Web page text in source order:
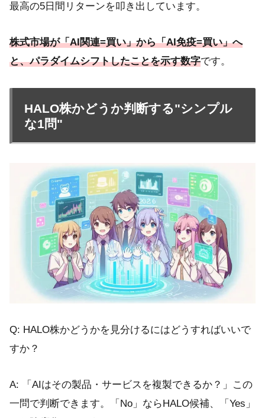
最高の5日間リターンを叩き出しています。
株式市場が「AI関連=買い」から「AI免疫=買い」へ
と、パラダイムシフトしたことを示す数字です。
HALO株かどうか判断する"シンプル
な1問"
Q: HALO株かどうかを見分けるにはどうすればいいで
すか？
A: 「AIはその製品・サービスを複製できるか？」この
一問で判断できます。「No」ならHALO候補、「Yes」